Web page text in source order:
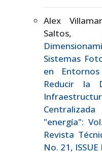
Alex
Saltos,
Sistemas
en Entornos
Reducir la
Centralizada
"energía":
Revista
No. 21, ISSUE